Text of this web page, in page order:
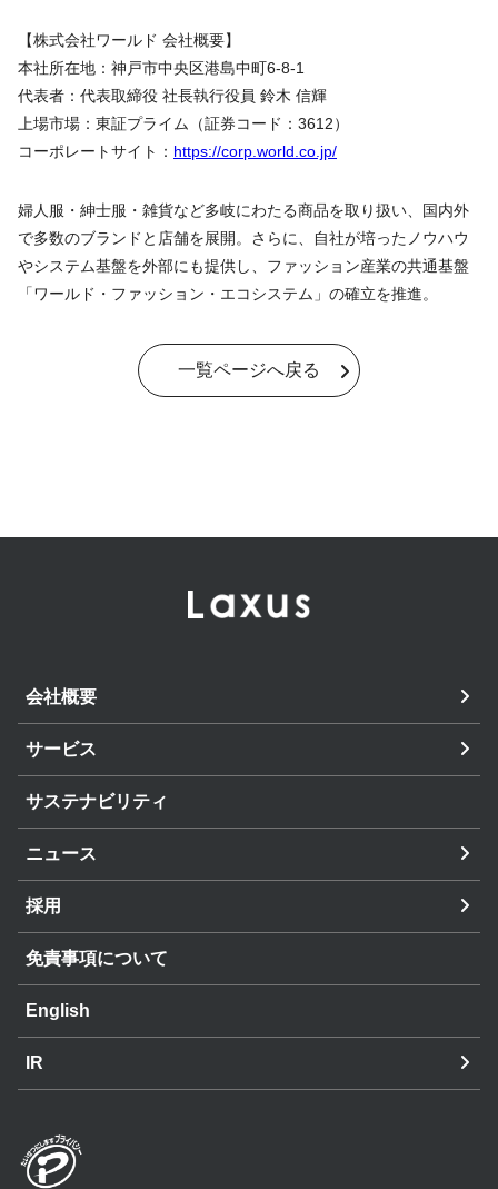
【株式会社ワールド 会社概要】
本社所在地：神戸市中央区港島中町6-8-1
代表者：代表取締役 社長執行役員 鈴木 信輝
上場市場：東証プライム（証券コード：3612）
コーポレートサイト： https://corp.world.co.jp/
婦人服・紳士服・雑貨など多岐にわたる商品を取り扱い、国内外
で多数のブランドと店舗を展開。さらに、自社が培ったノウハウ
やシステム基盤を外部にも提供し、ファッション産業の共通基盤
「ワールド・ファッション・エコシステム」の確立を推進。
一覧ページへ戻る
会社概要
サービス
サステナビリティ
ニュース
採用
免責事項について
English
IR